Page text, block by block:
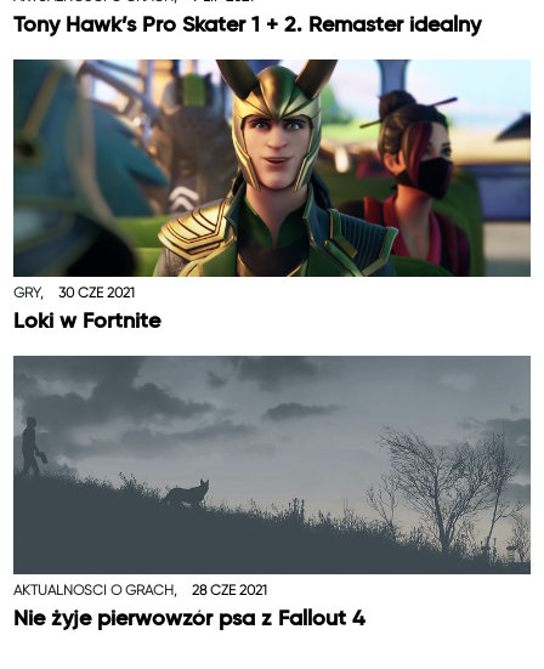
Tony Hawk’s Pro Skater 1 + 2. Remaster idealny
GRY, 30 CZE 2021
Loki w Fortnite
AKTUALNOŚCI O GRACH, 28 CZE 2021
Nie żyje pierwowzór psa z Fallout 4